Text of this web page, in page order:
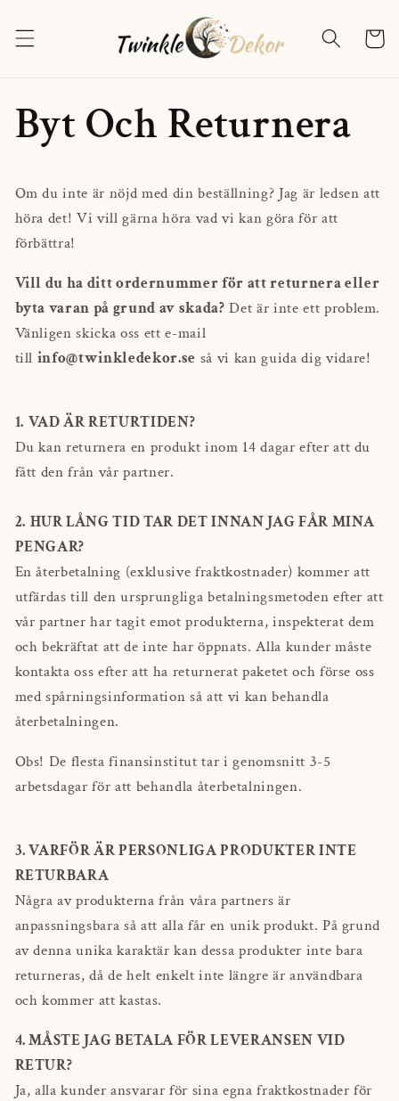
content
Cart
Byt Och Returnera
Om du inte är nöjd med din beställning? Jag är ledsen att
höra det! Vi vill gärna höra vad vi kan göra för att
förbättra!
Vill du ha ditt ordernummer för att returnera eller
byta varan på grund av skada? Det är inte ett problem.
Vänligen skicka oss ett e-mail
till info@twinkledekor.se så vi kan guida dig vidare!
1. VAD ÄR RETURTIDEN?
Du kan returnera en produkt inom 14 dagar efter att du
fått den från vår partner.
2. HUR LÅNG TID TAR DETINNAN JAG FÅR MINA
PENGAR?
En återbetalning (exklusive fraktkostnader) kommer att
utfärdas till den ursprungliga betalningsmetoden efter att
vår partner har tagit emot produkterna, inspekterat dem
och bekräftat att de inte har öppnats. Alla kunder måste
kontakta oss efter att ha returnerat paketet och förse oss
med spårningsinformation så att vi kan behandla
återbetalningen.
Obs! De flesta finansinstitut tar i genomsnitt 3-5
arbetsdagar för att behandla återbetalningen.
3. VARFÖR ÄR PERSONLIGA PRODUKTER INTE
RETURBARA
Några av produkterna från våra partners är
anpassningsbara så att alla får en unik produkt. På grund
av denna unika karaktär kan dessa produkter inte bara
returneras, då de helt enkelt inte längre är användbara
och kommer att kastas.
4. MÅSTE JAG BETALA FÖR LEVERANSEN VID
RETUR?
Ja, alla kunder ansvarar för sina egna fraktkostnader för